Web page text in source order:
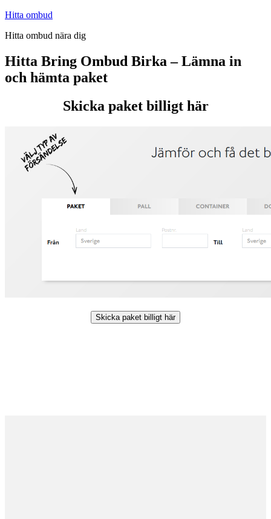
Hoppa
innehåll
Hitta ombud
Hitta ombud nära dig
Hitta Bring Ombud Birka – Lämna in
och hämta paket
Skicka paket billigt här
Skicka paket billigt här